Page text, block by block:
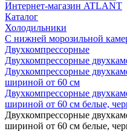
Интернет-магазин ATLANT
Каталог
Холодильники
С нижней морозильной
Двухкомпрессорные
Двухкомпрессорные
Двухкомпрессорные
шириной от 60 см
Двухкомпрессорные
шириной от 60 см белые,
Двухкомпрессорные
шириной от 60 см белые,